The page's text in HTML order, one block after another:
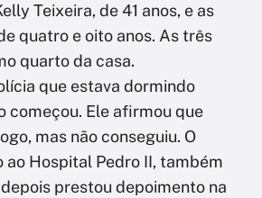
Teixeira, de 41 anos, e as
quatro e oito anos. As três
quarto da casa.
que estava dormindo
começou. Ele afirmou que
mas não conseguiu. O
ao Hospital Pedro II, também
prestou depoimento na